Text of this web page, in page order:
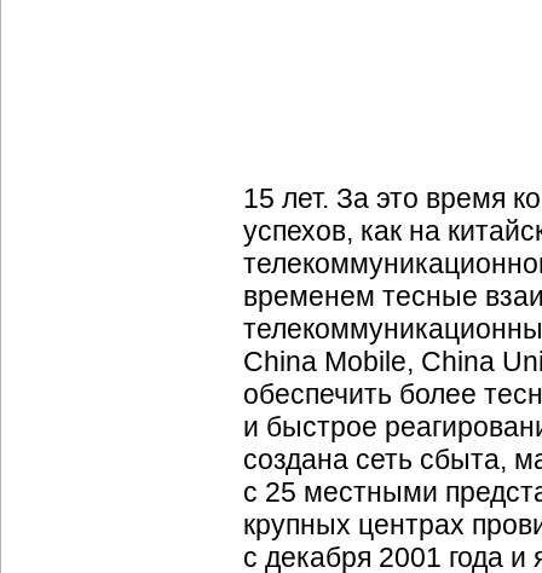
15 лет. За это время
успехов, как на
временем тесные
China Mobile, China
обеспечить более
и быстрое
создана сеть сбыта,
с 25 местными
крупных центрах
с декабря 2001 года